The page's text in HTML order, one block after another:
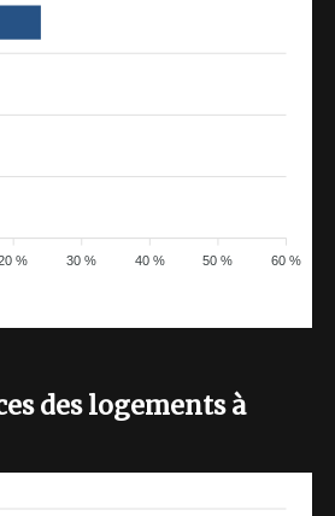
60 %
50 %
40 %
30 %
%
des logements à